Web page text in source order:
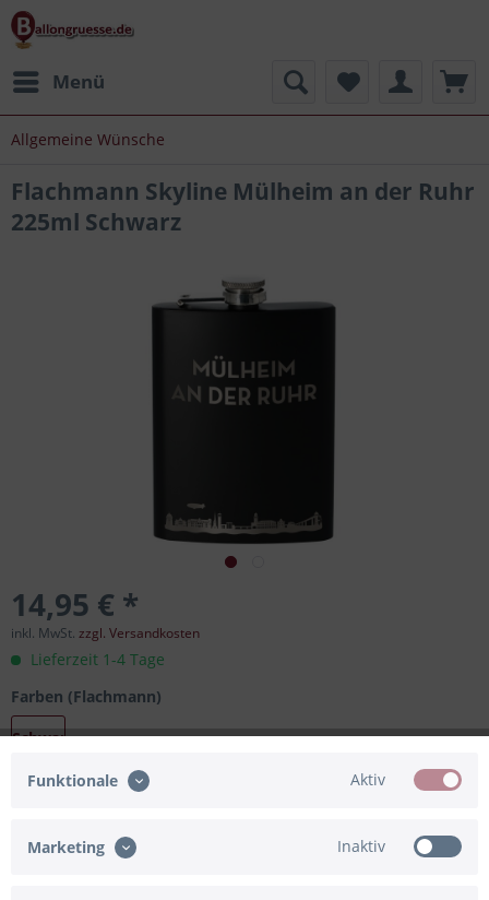
Menü
Allgemeine Wünsche
Flachmann Skyline Mülheim an der Ruhr
225ml Schwarz
14,95 € *
inkl. MwSt. zzgl. Versandkosten
Lieferzeit 1-4 Tage
Farben (Flachmann)
Schwarz
Funktionale Aktiv
Marketing Inaktiv